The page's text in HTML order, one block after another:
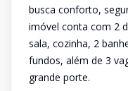
busca conforto,
imóvel conta com 2
sala, cozinha, 2
fundos, além de 3
grande porte.